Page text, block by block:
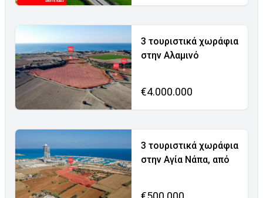
3 τουριστικά χωράφια
στην Αλαμινό
€4.000.000
3 τουριστικά χωράφια
στην Αγία Νάπα, από